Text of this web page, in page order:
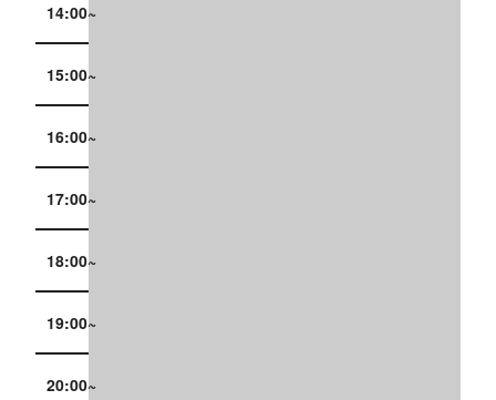
14:00~
15:00~
16:00~
17:00~
18:00~
19:00~
20:00~